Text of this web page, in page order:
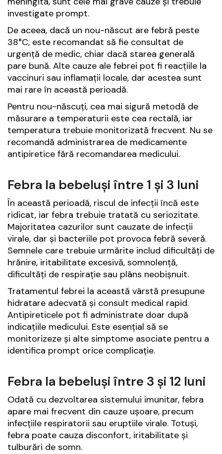
investigate prompt.
De aceea, dacă un nou-născut are febră peste
38°C, este recomandat să fie consultat de
urgență de medic, chiar dacă starea generală
pare bună. Alte cauze ale febrei pot fi reacțiile la
vaccinuri sau inflamații locale, dar acestea sunt
mai rare în această perioadă.
Pentru nou-născuți, cea mai sigură metodă de
măsurare a temperaturii este cea rectală, iar
temperatura trebuie monitorizată frecvent. Nu se
recomandă administrarea de medicamente
antipiretice fără recomandarea medicului.
Febra la bebeluși între 1 și 3 luni
În această perioadă, riscul de infecții încă este
ridicat, iar febra trebuie tratată cu seriozitate.
Majoritatea cazurilor sunt cauzate de infecții
virale, dar și bacteriile pot provoca febră severă.
Semnele care trebuie urmărite includ dificultăți de
hrănire, iritabilitate excesivă, somnolență,
dificultăți de respirație sau plâns neobișnuit.
Tratamentul febrei la această vârstă presupune
hidratare adecvată și consult medical rapid.
Antipireticele pot fi administrate doar după
indicațiile medicului. Este esențial să se
monitorizeze și alte simptome asociate pentru a
identifica prompt orice complicație.
Febra la bebeluși între 3 și 12 luni
Odată cu dezvoltarea sistemului imunitar, febra
apare mai frecvent din cauze ușoare, precum
infecțiile respiratorii sau eruptiile virale. Totuși,
febra poate cauza disconfort, iritabilitate și
tulburări de somn.